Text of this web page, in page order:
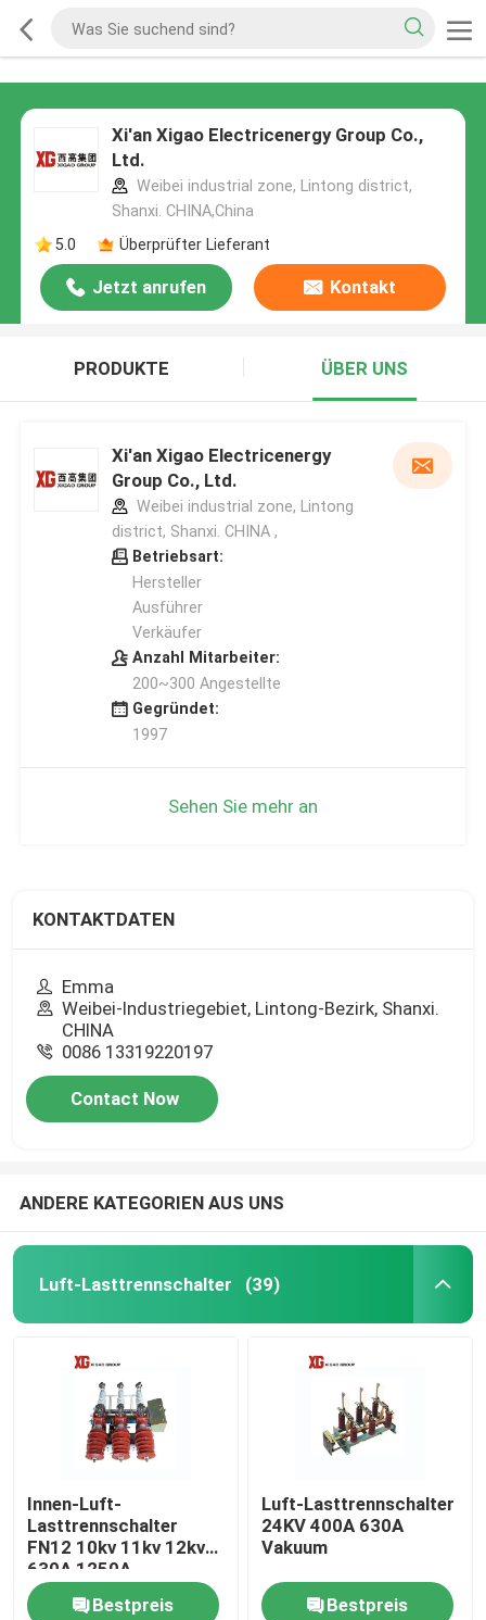
Xi'an Xigao Electricenergy Group Co.,
Ltd.
Weibei industrial zone, Lintong district,
Shanxi. CHINA,China
5.0
Überprüfter Lieferant
Jetzt anrufen Kontakt
PRODUKTE ÜBER UNS
Xi'an Xigao Electricenergy
Group Co., Ltd.
Weibei industrial zone, Lintong
district, Shanxi. CHINA ,
Betriebsart:
Hersteller
Ausführer
Verkäufer
Anzahl Mitarbeiter:
200~300 Angestellte
Gegründet:
1997
Sehen Sie mehr an
KONTAKTDATEN
Emma
Weibei-Industriegebiet, Lintong-Bezirk, Shanxi.
CHINA
0086 13319220197
Contact Now
ANDERE KATEGORIEN AUS UNS
Luft-Lasttrennschalter (39)
Innen-Luft-
Lasttrennschalter
FN12 10kv 11kv 12kv
630A 1250A
Bestpreis
Luft-Lasttrennschalter
24KV 400A 630A
Vakuum
Bestpreis